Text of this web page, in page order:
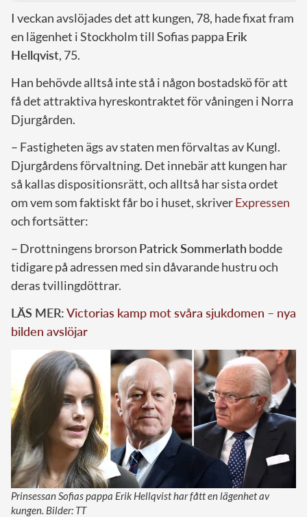
I veckan avslöjades det att kungen, 78, hade fixat fram
en lägenhet i Stockholm till Sofias pappa Erik
Hellqvist, 75.
Han behövde alltså inte stå i någon bostadskö för att
få det attraktiva hyreskontraktet för våningen i Norra
Djurgården.
– Fastigheten ägs av staten men förvaltas av Kungl.
Djurgårdens förvaltning. Det innebär att kungen har
så kallas dispositionsrätt, och alltså har sista ordet
om vem som faktiskt får bo i huset, skriverExpressen
och fortsätter:
– Drottningens brorson Patrick Sommerlath bodde
tidigare på adressen med sin dåvarande hustru och
deras tvillingdöttrar.
LÄS MER:Victorias kamp mot svåra sjukdomen – nya
bilden avslöjar
Prinsessan Sofias pappa Erik Hellqvist har fått en lägenhet av
kungen. Bilder: TT